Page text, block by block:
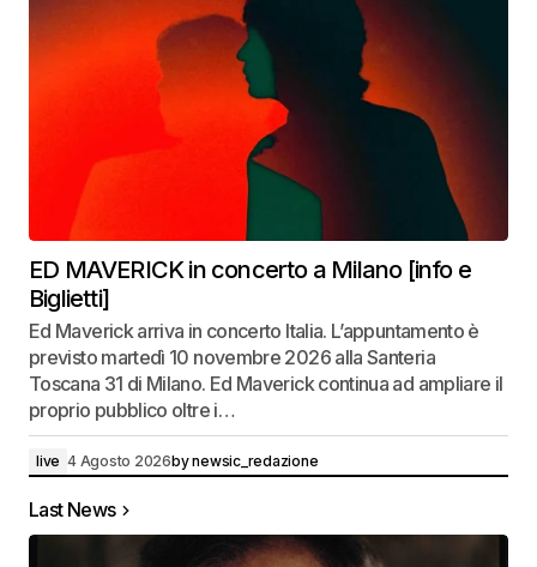
ED MAVERICK in concerto a Milano [info e
Biglietti]
Ed Maverick arriva in concerto Italia. L’appuntamento è
previsto martedì 10 novembre 2026 alla Santeria
Toscana 31 di Milano. Ed Maverick continua ad ampliare il
proprio pubblico oltre i…
live 4 Agosto 2026bynewsic_redazione
Last News